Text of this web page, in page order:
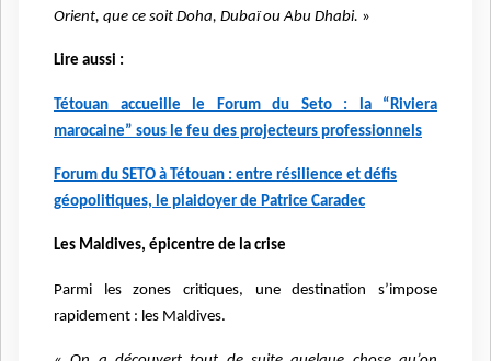
Orient, que ce soit Doha, Dubaï ou Abu Dhabi. »
Lire aussi :
Tétouan accueille le Forum du Seto : la “Riviera
marocaine” sous le feu des projecteurs professionnels
Forum du SETO à Tétouan : entre résilience et défis
géopolitiques, le plaidoyer de Patrice Caradec
Les Maldives, épicentre de la crise
Parmi les zones critiques, une destination s’impose
rapidement : les Maldives.